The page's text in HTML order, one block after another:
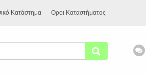
Κατάστημα Οροι Καταστήματος